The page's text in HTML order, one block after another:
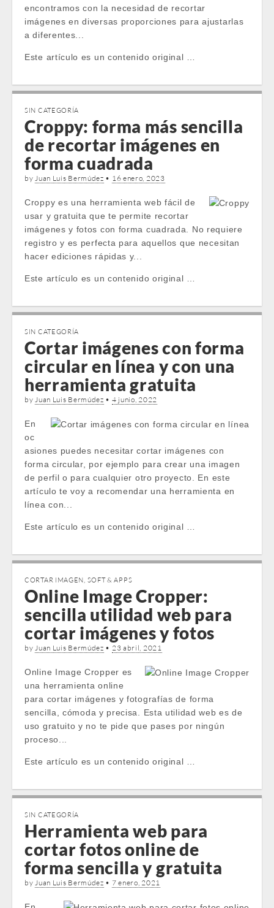
encontramos con la necesidad de recortar
imágenes en diversas proporciones para ajustarlas
a diferentes...
Este artículo es un contenido original …
SIN CATEGORÍA
Croppy: forma más sencilla
de recortar imágenes en
forma cuadrada
byJuan Luis Bermúdez • 16 enero, 2023
Croppy es una herramienta web fácil de
usar y gratuita que te permite recortar
imágenes y fotos con forma cuadrada. No requiere
registro y es perfecta para aquellos que necesitan
hacer ediciones rápidas y...
Este artículo es un contenido original …
SIN CATEGORÍA
Cortar imágenes con forma
circular en línea y con una
herramienta gratuita
byJuan Luis Bermúdez • 4 junio, 2022
En
oc
asiones puedes necesitar cortar imágenes con
forma circular, por ejemplo para crear una imagen
de perfil o para cualquier otro proyecto. En este
artículo te voy a recomendar una herramienta en
línea con...
Este artículo es un contenido original …
CORTAR IMAGEN, SOFT & APPS
Online Image Cropper:
sencilla utilidad web para
cortar imágenes y fotos
byJuan Luis Bermúdez • 23 abril, 2021
Online Image Cropper es
una herramienta online
para cortar imágenes y fotografías de forma
sencilla, cómoda y precisa. Esta utilidad web es de
uso gratuito y no te pide que pases por ningún
proceso...
Este artículo es un contenido original …
SIN CATEGORÍA
Herramienta web para
cortar fotos online de
forma sencilla y gratuita
byJuan Luis Bermúdez • 7 enero, 2021